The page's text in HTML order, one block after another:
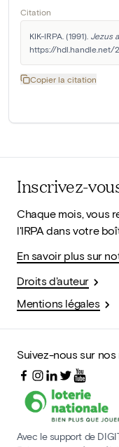
Citation
KIK-IRPA. (1991). Jezus
https://hdl.handle.net/
Copier la citation
Inscrivez-
Chaque mois, vous
l'IRPA dans votre
En savoir plus sur
Droits d'auteur
Mentions légales
Suivez-nous sur nos
Avec le support de